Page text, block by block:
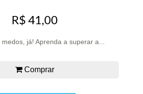
R$ 41,00
já! Aprenda a superar a...
Comprar